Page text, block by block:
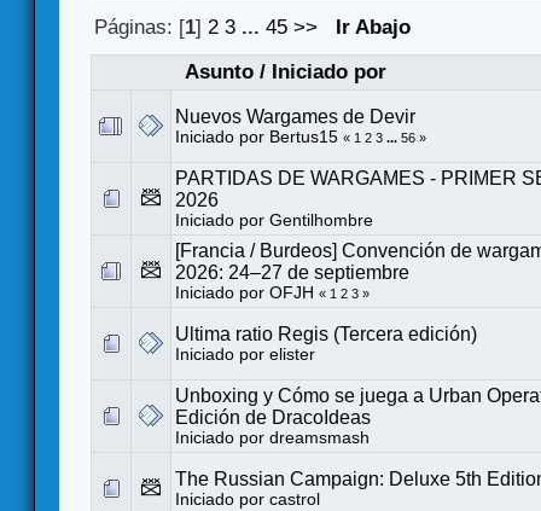
Páginas: [1]2 3 ...45 >>
Ir Abajo
Asunto/ Iniciado por
Nuevos Wargames de Devir
Iniciado por Bertus15 « 1 2 3 ... 56 »
PARTIDAS DE WARGAMES - PRIMER
2026
Iniciado por Gentilhombre
[Francia / Burdeos] Convención de
2026: 24–27 de septiembre
Iniciado por OFJH « 1 2 3 »
Ultima ratio Regis (Tercera edición)
Iniciado por elister
Unboxing y Cómo se juega a Urban
Edición de DracoIdeas
Iniciado por dreamsmash
The Russian Campaign: Deluxe 5th
Iniciado por castrol